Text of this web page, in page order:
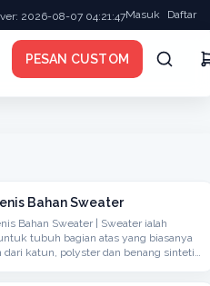
2026-08-07 04:21:47Masuk Daftar
PESAN CUSTOM
Bahan Sweater
Bahan Sweater | Sweater ialah
tubuh bagian atas yang biasanya
dari katun, polyster dan benang sintetis